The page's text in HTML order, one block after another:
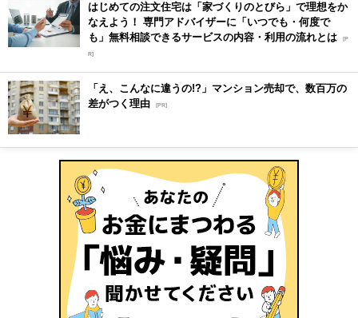
はじめての注文住宅は「家づくりのとびら」で理想をか
なえよう！ 専門アドバイザーに「いつでも・何度で
も」無料相談できるサービスの内容・利用の流れとは [P
R]
「え、こんなに違うの!?」マンション売却で、数百万の
差がつく理由 [PR]